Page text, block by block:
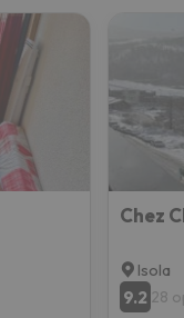
Chez
Isola
9.2 28